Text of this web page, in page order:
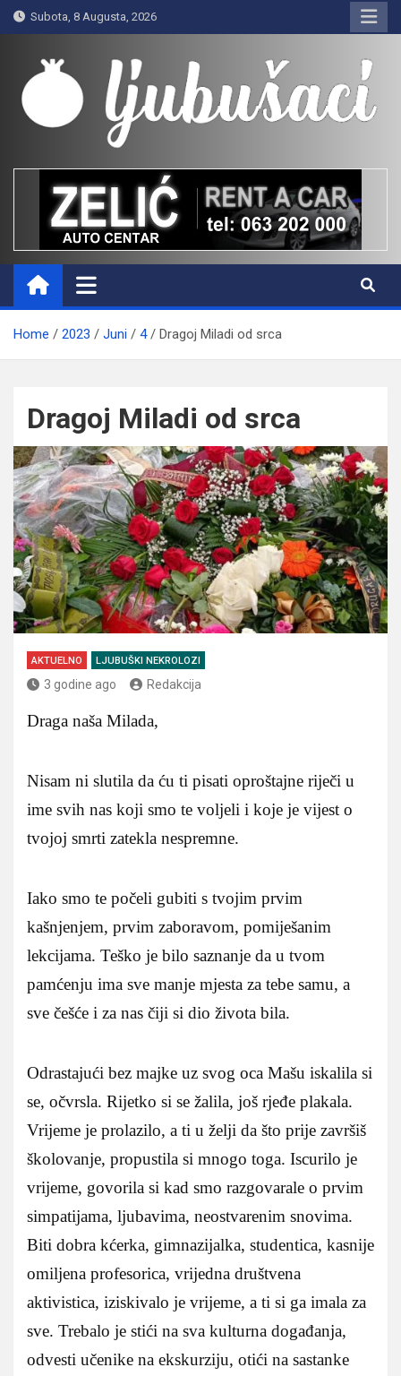
Skip
to
content
Subota, 8 Augusta, 2026
Ljubušaci
Svom voljenom gradu
Home 2023 Juni 4 Dragoj Miladi od srca
Dragoj Miladi od srca
AKTUELNO LJUBUŠKI NEKROLOZI
3 godine ago Redakcija
Draga naša Milada,
Nisam ni slutila da ću ti pisati oproštajne riječi u
ime svih nas koji smo te voljeli i koje je vijest o
tvojoj smrti zatekla nespremne.
Iako smo te počeli gubiti s tvojim prvim
kašnjenjem, prvim zaboravom, pomiješanim
lekcijama. Teško je bilo saznanje da u tvom
pamćenju ima sve manje mjesta za tebe samu, a
sve češće i za nas čiji si dio života bila.
Odrastajući bez majke uz svog oca Mašu iskalila si
se, očvrsla. Rijetko si se žalila, još rjeđe plakala.
Vrijeme je prolazilo, a ti u želji da što prije završiš
školovanje, propustila si mnogo toga. Iscurilo je
vrijeme, govorila si kad smo razgovarale o prvim
simpatijama, ljubavima, neostvarenim snovima.
Biti dobra kćerka, gimnazijalka, studentica, kasnije
omiljena profesorica, vrijedna društvena
aktivistica, iziskivalo je vrijeme, a ti si ga imala za
sve. Trebalo je stići na sva kulturna događanja,
odvesti učenike na ekskurziju, otići na sastanke